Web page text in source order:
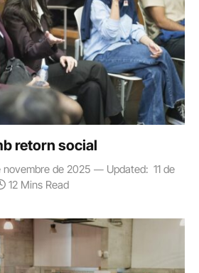
retorn social
novembre de 2025 Updated: 11 de
12 Mins Read